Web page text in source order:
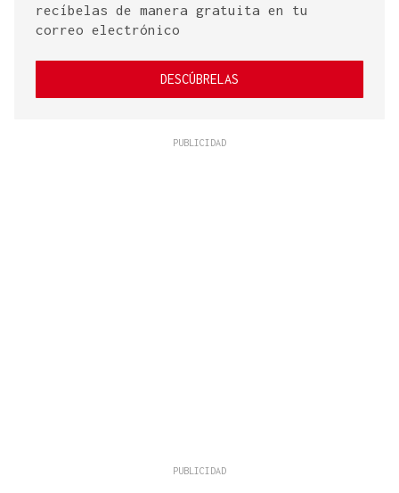
recíbelas de manera gratuita en tu
correo electrónico
DESCÚBRELAS